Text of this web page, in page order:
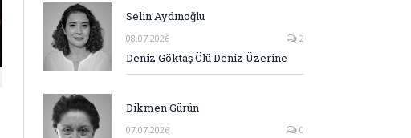
Selin Aydınoğlu
08.07.2026 2
Deniz Göktaş Ölü Deniz Üzerine
Dikmen Gürün
07.07.2026 0